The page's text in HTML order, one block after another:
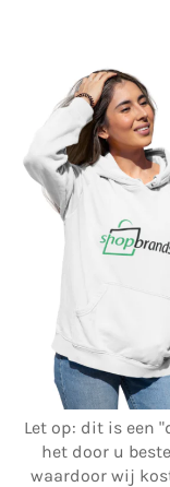
Let op: dit is een
het door u
waardoor wij